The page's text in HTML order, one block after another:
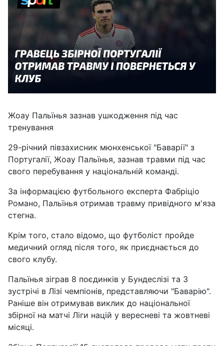
Жоау Пальїнья зазнав ушкодження під час
тренування
29-річний півзахисник мюнхенської "Баварії" з
Португалії, Жоау Пальїнья, зазнав травми під час
свого перебування у національній команді.
За інформацією футбольного експерта Фабріціо
Романо, Пальїнья отримав травму привідного м'яза
стегна.
Крім того, стало відомо, що футболіст пройде
медичний огляд після того, як приєднається до
свого клубу.
Пальїнья зіграв 8 поєдинків у Бундеслізі та 3
зустрічі в Лізі чемпіонів, представляючи "Баварію".
Раніше він отримував виклик до національної
збірної на матчі Ліги націй у вересневі та жовтневі
місяці.